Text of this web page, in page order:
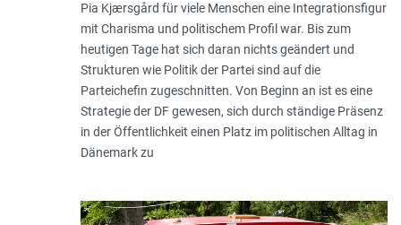
Pia Kjærsgård für viele Menschen eine Integrationsfigur
mit Charisma und politischem Profil war. Bis zum
heutigen Tage hat sich daran nichts geändert und
Strukturen wie Politik der Partei sind auf die
Parteichefin zugeschnitten. Von Beginn an ist es eine
Strategie der DF gewesen, sich durch ständige Präsenz
in der Öffentlichkeit einen Platz im politischen Alltag in
Dänemark zu